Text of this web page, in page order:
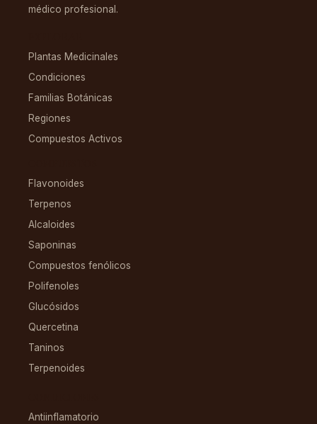
médico profesional.
Plantas Medicinales
Condiciones
Familias Botánicas
Regiones
Compuestos Activos
Flavonoides
Terpenos
Alcaloides
Saponinas
Compuestos fenólicos
Polifenoles
Glucósidos
Quercetina
Taninos
Terpenoides
Antiinflamatorio